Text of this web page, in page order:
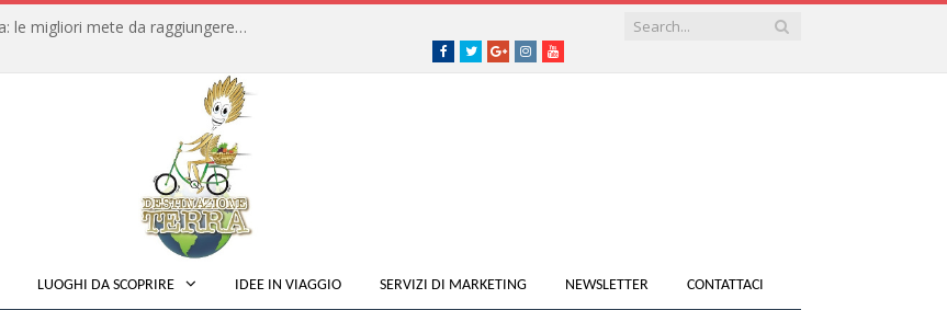
Dove fare campeggio libero in Italia: le migliori mete da raggiungere in traghetto
Facebook
TwitterGoogle+instagramyoutube
LUOGHI DA SCOPRIRE IDEE IN VIAGGIO SERVIZI DI MARKETING NEWSLETTER CONTATTACI